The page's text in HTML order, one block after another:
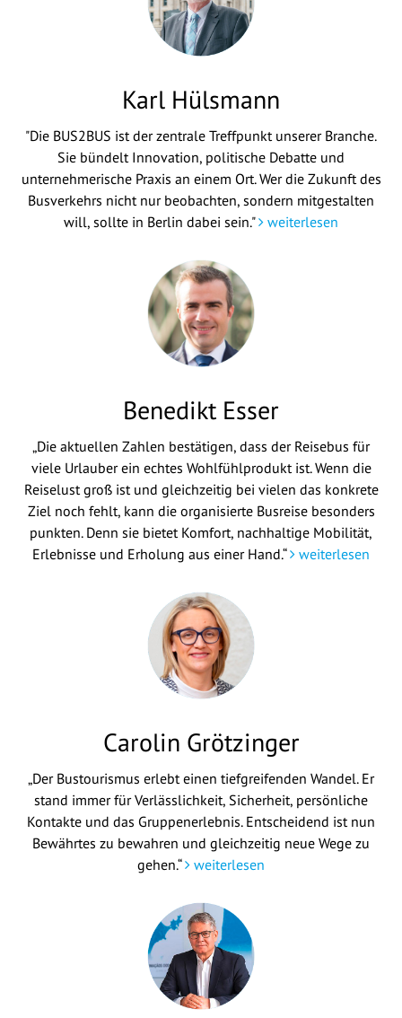
Karl Hülsmann
"Die BUS2BUS ist der zentrale Treffpunkt unserer Branche.
Sie bündelt Innovation, politische Debatte und
unternehmerische Praxis an einem Ort. Wer die Zukunft des
Busverkehrs nicht nur beobachten, sondern mitgestalten
will, sollte in Berlin dabei sein."
weiterlesen
Benedikt Esser
„Die aktuellen Zahlen bestätigen, dass der Reisebus für
viele Urlauber ein echtes Wohlfühlprodukt ist. Wenn die
Reiselust groß ist und gleichzeitig bei vielen das konkrete
Ziel noch fehlt, kann die organisierte Busreise besonders
punkten. Denn sie bietet Komfort, nachhaltige Mobilität,
Erlebnisse und Erholung aus einer Hand.“
weiterlesen
Carolin Grötzinger
„Der Bustourismus erlebt einen tiefgreifenden Wandel. Er
stand immer für Verlässlichkeit, Sicherheit, persönliche
Kontakte und das Gruppenerlebnis. Entscheidend ist nun
Bewährtes zu bewahren und gleichzeitig neue Wege zu
gehen.“
weiterlesen